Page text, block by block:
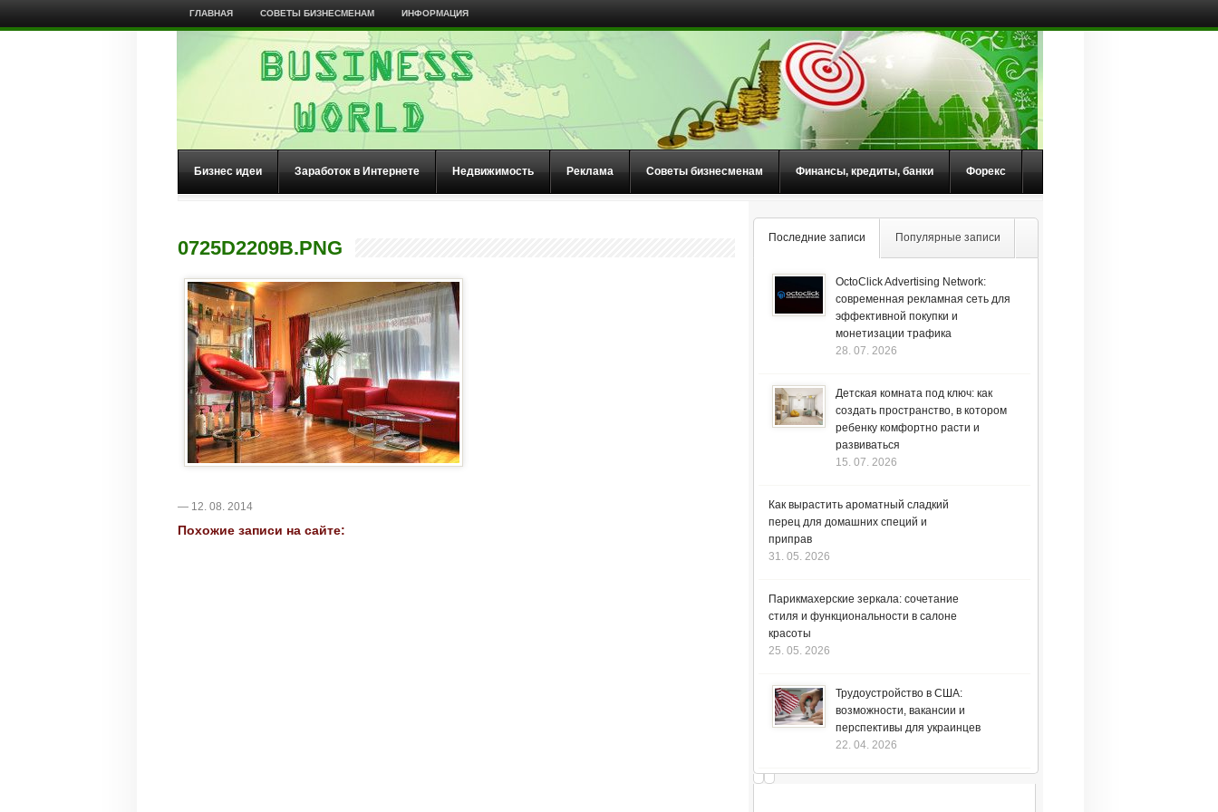
ГЛАВНАЯ СОВЕТЫ БИЗНЕСМЕНАМ ИНФОРМАЦИЯ
Бизнес идеи Заработок в Интернете Недвижимость Реклама Советы бизнесменам Финансы, кредиты, банки Форекс
0725D2209B.PNG
— 12. 08. 2014
Похожие записи на сайте:
Последние записи Популярные записи
OctoClick Advertising Network:
современная рекламная сеть для
эффективной покупки и
монетизации трафика
28. 07. 2026
Детская комната под ключ: как
создать пространство, в котором
ребенку комфортно расти и
развиваться
15. 07. 2026
Как вырастить ароматный сладкий
перец для домашних специй и
приправ
31. 05. 2026
Парикмахерские зеркала: сочетание
стиля и функциональности в салоне
красоты
25. 05. 2026
Трудоустройство в США:
возможности, вакансии и
перспективы для украинцев
22. 04. 2026